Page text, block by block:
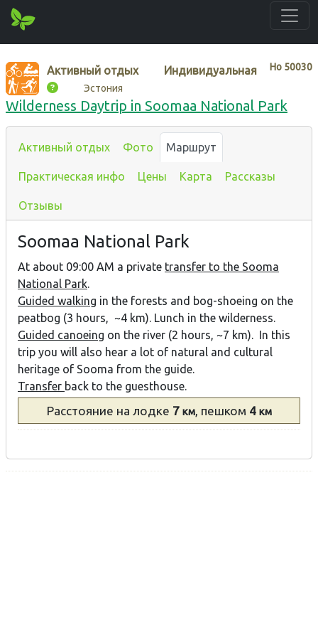
Нo 50030
Активный отдых Индивидуальная
Эстония
Wilderness Daytrip in Soomaa National Park
Активный отдых Фото Маршрут
Практическая инфо Цены Карта Рассказы
Отзывы
Soomaa National Park
At about 09:00 AM a private transfer to the Sooma
National Park.
Guided walking in the forests and bog-shoeing on the
peatbog (3 hours, ~4 km). Lunch in the wilderness.
Guided canoeing on the river (2 hours, ~7 km). In this
trip you will also hear a lot of natural and cultural
heritage of Sooma from the guide.
Transfer back to the guesthouse.
Расстояние на лодке 7км, пешком 4км